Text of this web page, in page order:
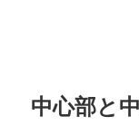
中心部と